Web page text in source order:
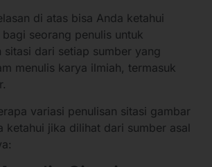
di atas bisa Anda ketahui
seorang penulis untuk
sitasi dari setiap sumber yang
menulis karya ilmiah, termasuk
variasi penulisan sitasi gambar
ketahui jika dilihat dari sumber asal